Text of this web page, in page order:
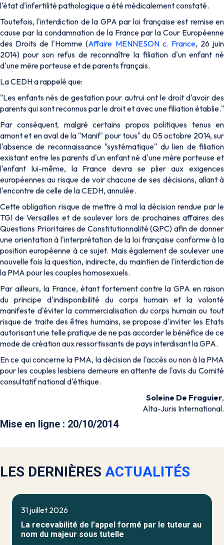
l'état d'infertilité pathologique a été médicalement constaté.
Toutefois, l'interdiction de la GPA par loi française est remise en
cause par la condamnation de la France par la Cour Européenne
des Droits de l'Homme (Affaire MENNESON c. France, 26 juin
2014) pour son refus de reconnaître la filiation d'un enfant né
d'une mère porteuse et de parents français.
La CEDH a rappelé que:
"Les enfants nés de gestation pour autrui ont le droit d'avoir des
parents qui sont reconnus par le droit et avec une filiation établie."
Par conséquent, malgré certains propos politiques tenus en
amont et en aval de la "Manif' pour tous" du 05 octobre 2014, sur
l'absence de reconnaissance "systématique" du lien de filiation
existant entre les parents d'un enfant né d'une mère porteuse et
l'enfant lui-même, la France devra se plier aux exigences
européennes au risque de voir chacune de ses décisions, allant à
l'encontre de celle de la CEDH, annulée.
Cette obligation risque de mettre à mal la décision rendue par le
TGI de Versailles et de soulever lors de prochaines affaires des
Questions Prioritaires de Constitutionnalité (QPC) afin de donner
une orientation à l'interprétation de la loi française conforme à la
position européenne à ce sujet. Mais également de soulever une
nouvelle fois la question, indirecte, du maintien de l'interdiction de
la PMA pour les couples homosexuels.
Par ailleurs, la France, étant fortement contre la GPA en raison
du principe d'indisponibilité du corps humain et la volonté
manifeste d'éviter la commercialisation du corps humain ou tout
risque de traite des êtres humains, se propose d'inviter les Etats
autorisant une telle pratique de ne pas accorder le bénéfice de ce
mode de création aux ressortissants de pays interdisant la GPA.
En ce qui concerne la PMA, la décision de l'accès ou non à la PMA
pour les couples lesbiens demeure en attente de l'avis du Comité
consultatif national d'éthique.
Soleine De Fraguier,
Alta-Juris International.
Mise en ligne : 20/10/2014
LES DERNIÈRES ACTUALITÉS
31 juillet 2026
La recevabilité de l’appel formé par le tuteur au
nom du majeur sous tutelle